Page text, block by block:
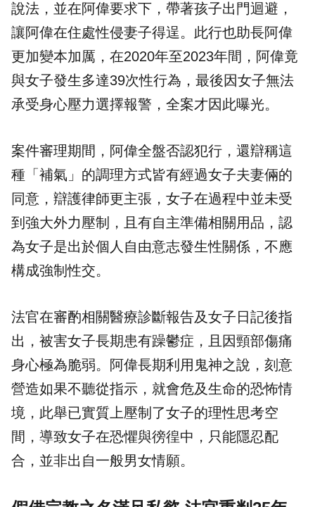
說法，並在阿偉要求下，帶著孩子出門迴避，
讓阿偉在住處性侵妻子得逞。此行也助長阿偉
更加變本加厲，在2020年至2023年間，阿偉竟
與女子發生多達39次性行為，最後因女子無法
承受身心壓力選擇報警，全案才因此曝光。
案件審理期間，阿偉全盤否認犯行，還辯稱這
種「補氣」的調理方式皆有經過女子夫妻倆的
同意，辯護律師更主張，女子在過程中並未受
到強大外力壓制，且有自主準備相關用品，認
為女子是出於個人自由意志發生性關係，不應
構成強制性交。
法官在審酌相關醫療診斷報告及女子日記後指
出，被害女子長期患有躁鬱症，且因頸部傷痛
身心極為脆弱。阿偉長期利用鬼神之說，刻意
營造如果不聽從指示，就會危及生命的恐怖情
境，此舉已實質上壓制了女子的理性思考空
間，導致女子在恐懼與徬徨中，只能隱忍配
合，並非出自一般男女情願。